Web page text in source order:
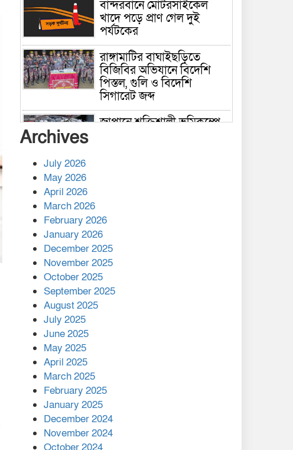
বান্দরবানে মোটরসাইকেল
খাদে পড়ে প্রাণ গেল দুই
পর্যটকের
রাঙ্গামাটির বাঘাইছড়িতে
বিজিবির অভিযানে বিদেশি
পিস্তল, গুলি ও বিদেশি
সিগারেট জব্দ
জাপানে শক্তিশালী ভূমিকম্পে
কাপ্তাই প্রেস ক্লাবের সভাপতি
মাহফুজ, সম্পাদক রিপন মারমা
নির্বাচিত
মালয়েশিয়ার প্রধানমন্ত্রীকে চিঠি
দেয়ার পর ফোন তারেক
রহমানের,গ্যাস সঙ্কট
মোকাবিলায় সহায়তার আশ্বাস
এক বিলিয়ন ডলার বিনিয়োগ
হবে আনোয়ারায়
বান্দরবানে বন্যায় ক্ষতিগ্রস্তদের
Archives
July 2026
May 2026
April 2026
March 2026
February 2026
January 2026
December 2025
November 2025
October 2025
September 2025
August 2025
July 2025
June 2025
May 2025
April 2025
March 2025
February 2025
January 2025
December 2024
November 2024